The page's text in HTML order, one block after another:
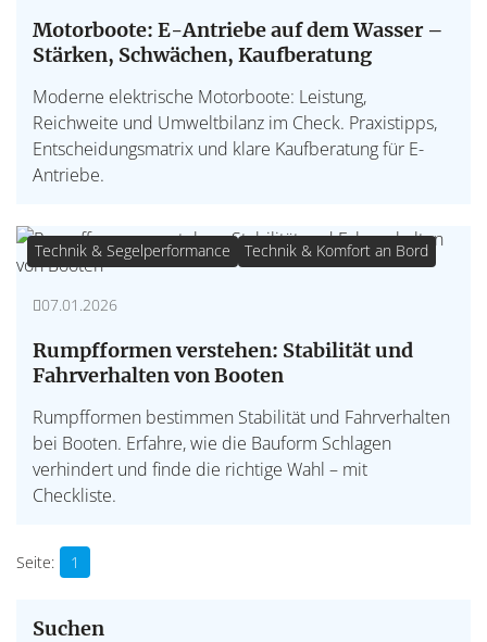
Motorboote: E-Antriebe auf dem Wasser –
Stärken, Schwächen, Kaufberatung
Moderne elektrische Motorboote: Leistung,
Reichweite und Umweltbilanz im Check. Praxistipps,
Entscheidungsmatrix und klare Kaufberatung für E-
Antriebe.
Technik & Segelperformance Technik & Komfort an Bord
07.01.2026
Rumpfformen verstehen: Stabilität und
Fahrverhalten von Booten
Rumpfformen bestimmen Stabilität und Fahrverhalten
bei Booten. Erfahre, wie die Bauform Schlagen
verhindert und finde die richtige Wahl – mit
Checkliste.
1
Suchen